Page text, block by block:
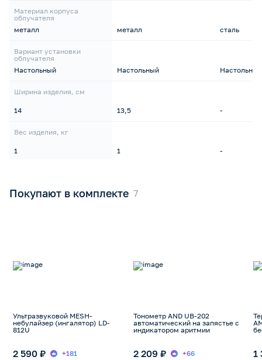
Материал корпуса
облучателя
металл
Вариант установки
облучателя
Настольный
Ширина изделия, см
14
Вес изделия, кг
1
металл
Настольный
13,5
1
сталь
Настольный
-
-
Покупают в комплекте
Ультразвуковой MESH-
небулайзер (ингалятор) LD-
812U
2 590 ₽ +181
Тонометр AND UB-202
автоматический на запястье с
индикатором аритмии
2 209 ₽ +66 1